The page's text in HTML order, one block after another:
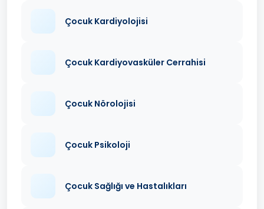
Çocuk Kardiyolojisi
Çocuk Kardiyovasküler Cerrahisi
Çocuk Nörolojisi
Çocuk Psikoloji
Çocuk Sağlığı ve Hastalıkları